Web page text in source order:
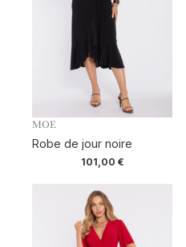
MOE
Robe de jour noire
101,00 €